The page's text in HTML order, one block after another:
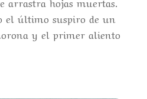
el último suspiro de un
y el primer aliento